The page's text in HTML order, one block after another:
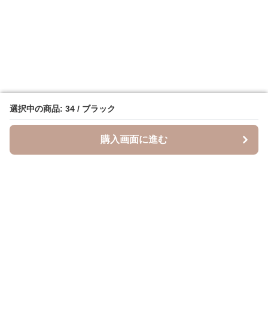
選択中の商品: 34 / ブラック
購入画面に進む
選択中の商品: 34 / ブラック
購入画面に進む